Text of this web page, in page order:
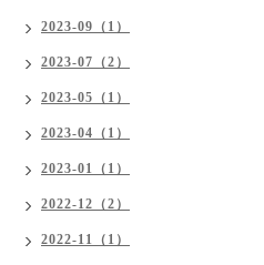
2023-09（1）
2023-07（2）
2023-05（1）
2023-04（1）
2023-01（1）
2022-12（2）
2022-11（1）